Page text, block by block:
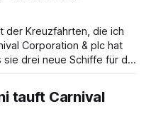
der Kreuzfahrten, die ich
Corporation & plc hat
drei neue Schiffe für die
mehreren bekannten
Cruise
tauft Carnival